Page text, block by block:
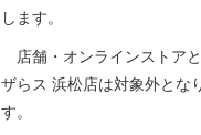
します。
店舗・オンラインストア
ザらス 浜松店は対象外とな
す。